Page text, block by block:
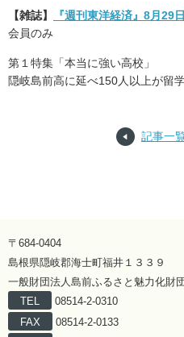
【雑誌】 『週刊東洋経済』8月29
会員のみ
第１特集「本当に強い高校」
隠岐島前高に延べ150人以上が留
記事一
〒684-0404
島根県隠岐郡海士町福井１３３９
一般財団法人島前ふるさと魅力化財団
TEL
08514-2-0310
FAX
08514-2-0133